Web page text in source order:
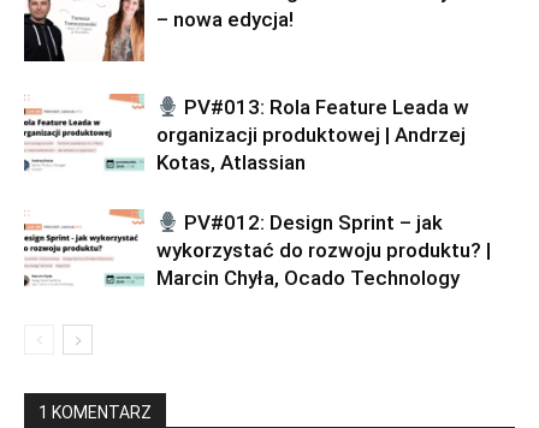
– nowa edycja!
PV#013: Rola Feature Leada w
organizacji produktowej | Andrzej
Kotas, Atlassian
PV#012: Design Sprint – jak
wykorzystać do rozwoju produktu? |
Marcin Chyła, Ocado Technology
1 KOMENTARZ